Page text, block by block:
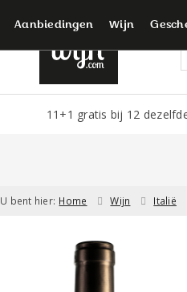
11+1 gratis bij 12
Aanbiedingen Wijn
U bent hier: Home Wijn Italië